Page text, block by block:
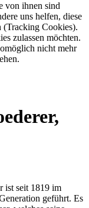
ist seit 1819 im
geführt. Es
von ihnen sind
uns helfen, diese
(Tracking Cookies).
zulassen möchten.
nicht mehr